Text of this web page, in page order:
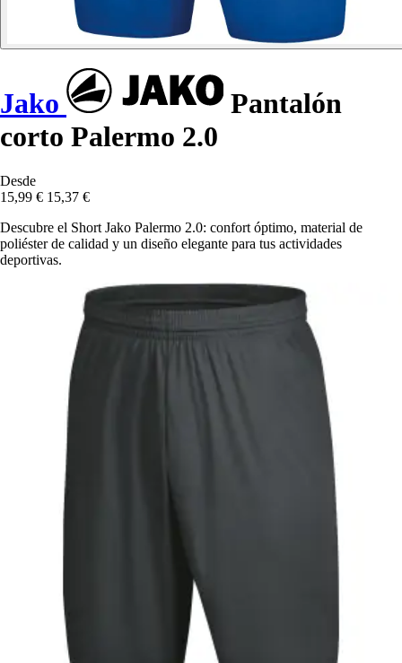
Jako
Pantalón
corto Palermo 2.0
Desde
15,99 € 15,37 €
Descubre el Short Jako Palermo 2.0: confort óptimo, material de
poliéster de calidad y un diseño elegante para tus actividades
deportivas.